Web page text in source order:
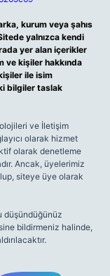
kurum veya şahıs
yalnızca kendi
yer alan içerikler
ve kişiler hakkında
ile isim
bilgiler taslak
ve İletişim
olarak hizmet
olarak denetleme
Ancak, üyelerimiz
siteye üye olarak
düşündüğünüz
bildirmeniz halinde,